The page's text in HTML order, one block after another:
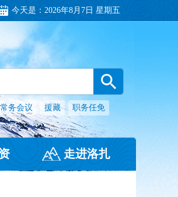
今天是： 2026年8月7日 星期五
常务会议 援藏 职务任免
走进洛扎